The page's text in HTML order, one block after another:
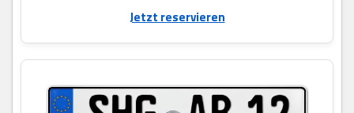
Jetzt reservieren